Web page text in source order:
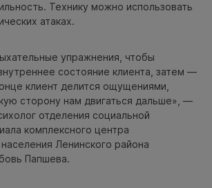
Технику можно использовать
атаках.
упражнения, чтобы
состояние клиента, затем —
клиент делится ощущениями,
сторону нам двигаться дальше», —
отделения социальной
комплексного центра
Ленинского района
Папшева.